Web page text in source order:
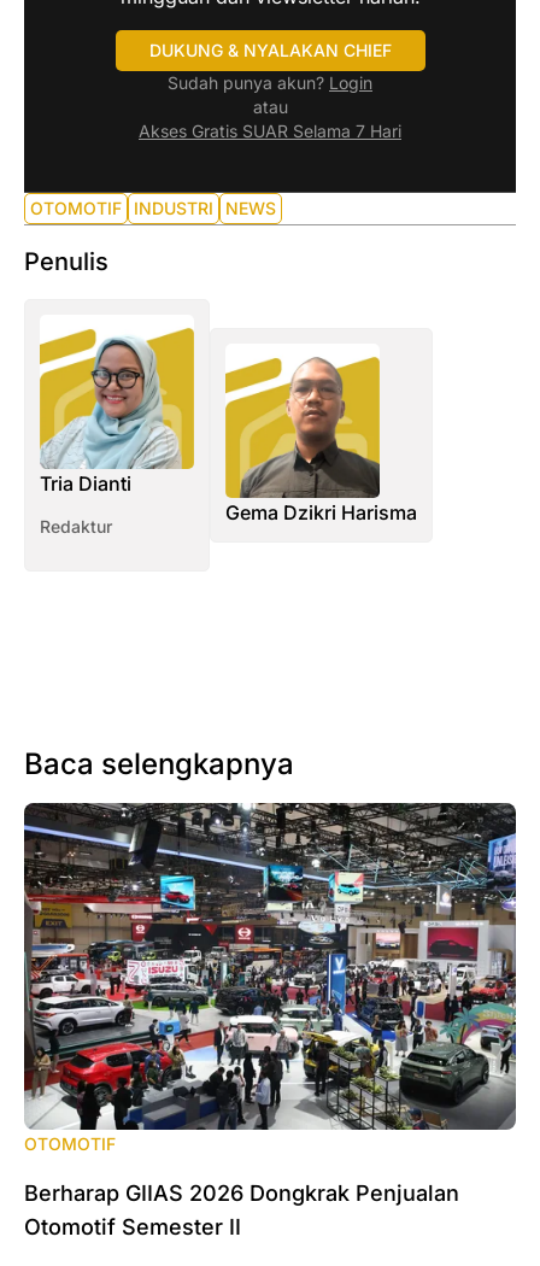
DUKUNG & NYALAKAN CHIEF
Sudah punya akun? Login
atau
Akses Gratis SUAR Selama 7 Hari
OTOMOTIF INDUSTRI NEWS
Penulis
Tria Dianti
Redaktur
Gema Dzikri Harisma
Baca selengkapnya
OTOMOTIF
Berharap GIIAS 2026 Dongkrak Penjualan
Otomotif Semester II